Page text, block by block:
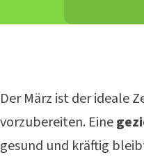
Der März ist der ideale
vorzubereiten. Eine
gesund und kräftig